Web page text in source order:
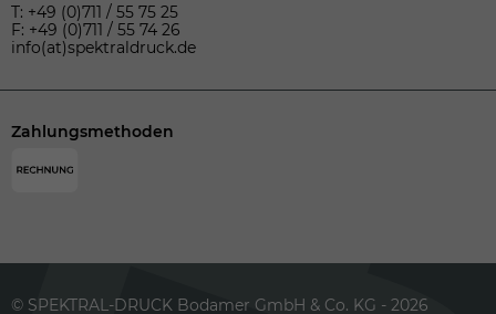
T: +49 (0)711 / 55 75 25
F: +49 (0)711 / 55 74 26
info(at)spektraldruck.de
Zahlungsmethoden
© SPEKTRAL-DRUCK Bodamer GmbH & Co. KG - 2026